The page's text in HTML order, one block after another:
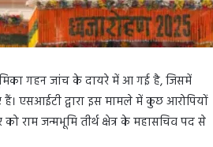
गहन जांच के दायरे में आ गई है, जिसमें
एसआईटी द्वारा इस मामले में कुछ आरोपियों
राम जन्मभूमि तीर्थ क्षेत्र के महासचिव पद से